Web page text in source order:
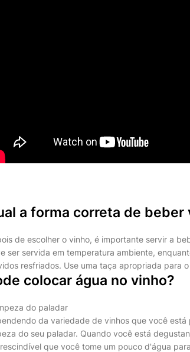
a forma correta de beber
de escolher o vinho, é importante servir a
ser servida em temperatura ambiente,
resfriados. Use uma taça apropriada para
colocar água no vinho?
do paladar
da variedade de vinhos que você
do seu paladar. Quando você está
que você tome um pouco d'água